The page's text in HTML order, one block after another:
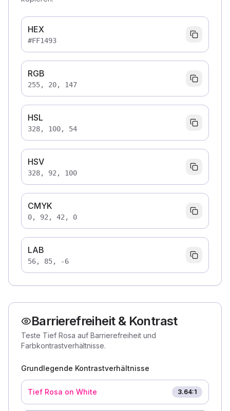
HEX
#FF1493
RGB
255, 20, 147
HSL
328, 100, 54
HSV
328, 92, 100
CMYK
0, 92, 42, 0
LAB
56, 85, -6
Barrierefreiheit & Kontrast
Teste Tief Rosa auf Barrierefreiheit und
Farbkontrastverhältnisse.
Grundlegende Kontrastverhältnisse
Tief Rosa on White 3.64:1